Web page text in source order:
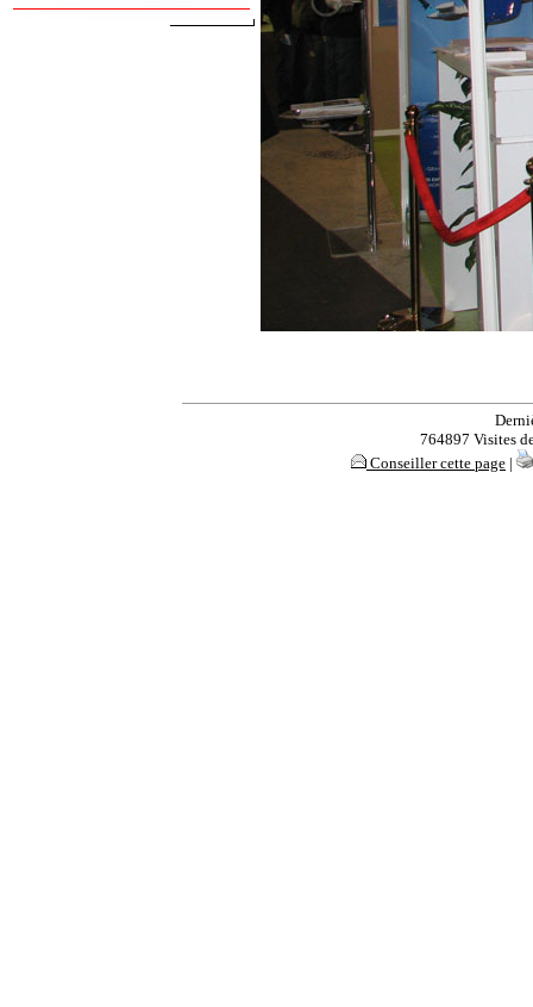
764897 Visites
Conseiller cette page |